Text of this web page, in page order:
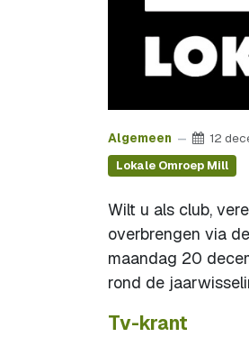
Algemeen 12
Lokale Omroep Mill
Wilt u als club,
overbrengen via
maandag 20
rond de
Tv-krant